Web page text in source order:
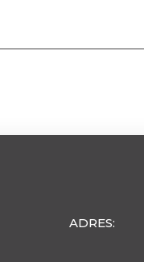
ADRES: